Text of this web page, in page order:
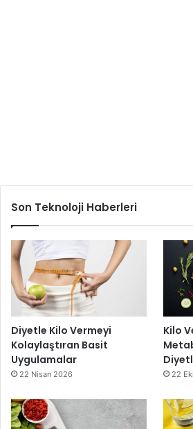
Son Teknoloji Haberleri
Diyetle Kilo Vermeyi
Kolaylaştıran Basit
Uygulamalar
22 Nisan 2026
Kilo
22